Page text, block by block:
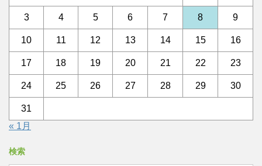
3 4 5 6 7 8 9
10 11 12 13 14 15 16
17 18 19 20 21 22 23
24 25 26 27 28 29 30
31
« 1月
検索